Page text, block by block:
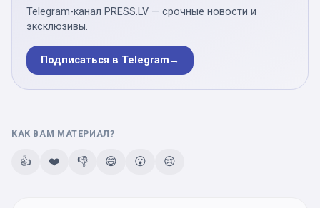
Telegram-канал PRESS.LV — срочные новости и
эксклюзивы.
Подписаться в Telegram→
КАК ВАМ МАТЕРИАЛ?
👍 ❤️ 👎 😄 😮 😢